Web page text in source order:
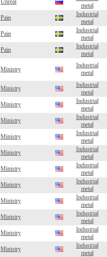
Unreal
metal
Pain
Industrial
metal
Pain
Industrial
metal
Pain
Industrial
metal
Ministry
Industrial
metal
Ministry
Industrial
metal
Ministry
Industrial
metal
Ministry
Industrial
metal
Ministry
Industrial
metal
Ministry
Industrial
metal
Ministry
Industrial
metal
Ministry
Industrial
metal
Ministry
Industrial
metal
Ministry
Industrial
metal
Ministry
Industrial
metal
Ministry
Industrial
metal